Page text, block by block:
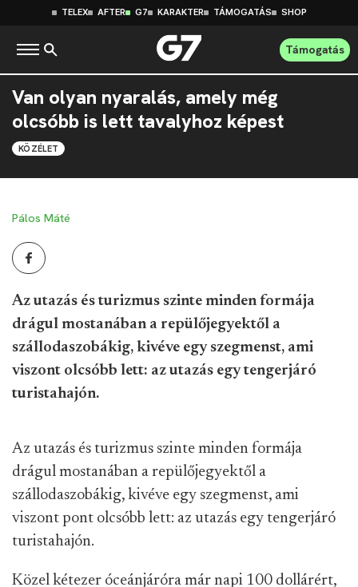
TELEX AFTER G7 KARAKTER TÁMOGATÁS SHOP
Támogatás
Van olyan nyaralás, amely még
olcsóbb is lett tavalyhoz képest
KÖZÉLET
Pálos Máté
Az utazás és turizmus szinte minden formája
drágul mostanában a repülőjegyektől a
szállodaszobákig, kivéve egy szegmenst, ami
viszont olcsóbb lett: az utazás egy tengerjáró
turistahajón.
Az utazás és turizmus szinte minden formája
drágul mostanában a repülőjegyektől a
szállodaszobákig, kivéve egy szegmenst, ami
viszont pont olcsóbb lett: az utazás egy tengerjáró
turistahajón.
Közel kétezer óceánjáróra már napi 100 dollárért,